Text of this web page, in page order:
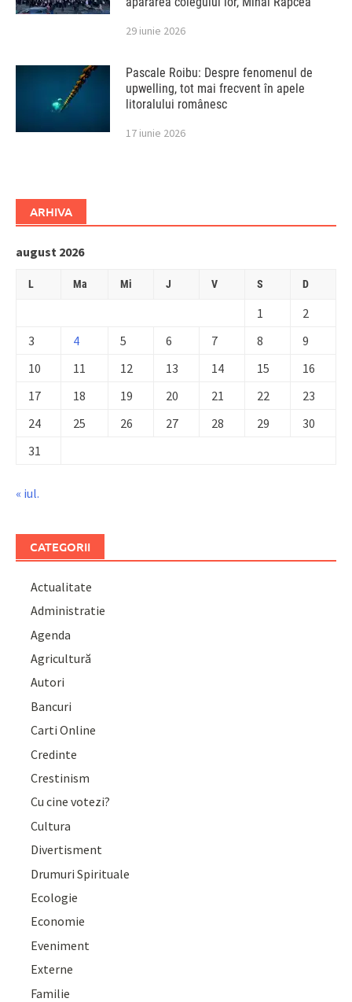
29 iunie 2026
Pascale Roibu: Despre fenomenul de
upwelling, tot mai frecvent în apele
litoralului românesc
17 iunie 2026
ARHIVA
august 2026
L Ma Mi J V S D
1
2
3
4 5 6 7 8
9
10
11 12 13 14 15
16
17
18 19 20 21 22
23
24
25 26 27 28 29
30
31
« iul.
CATEGORII
Actualitate
Administratie
Agenda
Agricultură
Autori
Bancuri
Carti Online
Credinte
Crestinism
Cu cine votezi?
Cultura
Divertisment
Drumuri Spirituale
Ecologie
Economie
Eveniment
Externe
Familie